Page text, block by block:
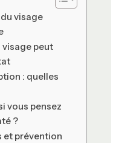
visage
peut
: quelles
vous pensez
?
et prévention